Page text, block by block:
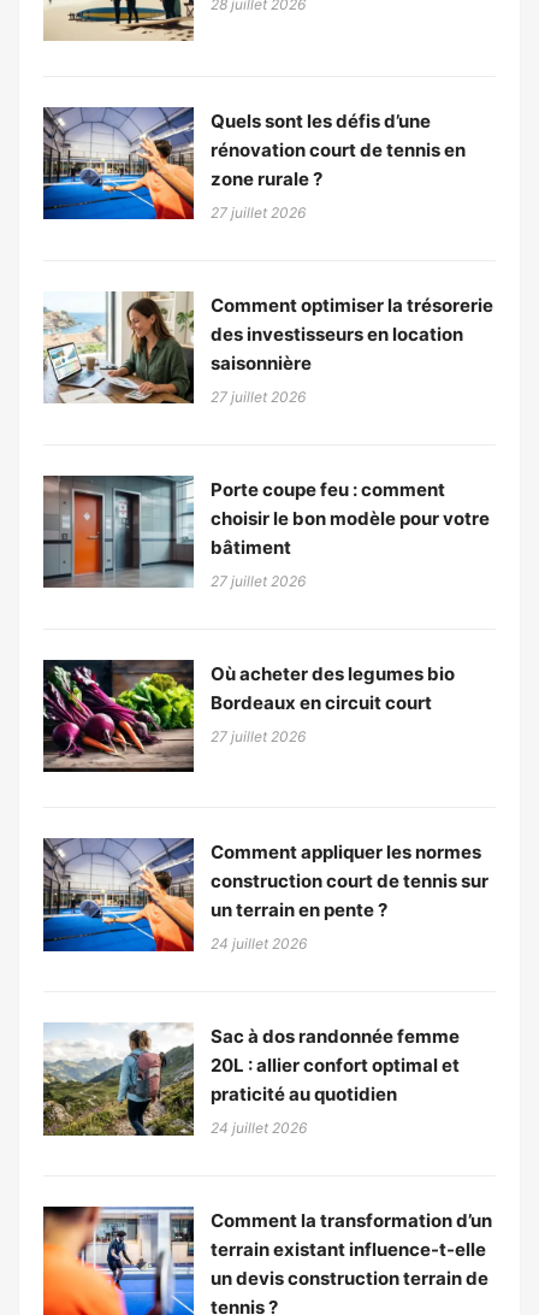
28 juillet 2026
Quels sont les défis d’une
rénovation court de tennis en
zone rurale ?
27 juillet 2026
Comment optimiser la trésorerie
des investisseurs en location
saisonnière
27 juillet 2026
Porte coupe feu : comment
choisir le bon modèle pour votre
bâtiment
27 juillet 2026
Où acheter des legumes bio
Bordeaux en circuit court
27 juillet 2026
Comment appliquer les normes
construction court de tennis sur
un terrain en pente ?
24 juillet 2026
Sac à dos randonnée femme
20L : allier confort optimal et
praticité au quotidien
24 juillet 2026
Comment la transformation d’un
terrain existant influence-t-elle
un devis construction terrain de
tennis ?